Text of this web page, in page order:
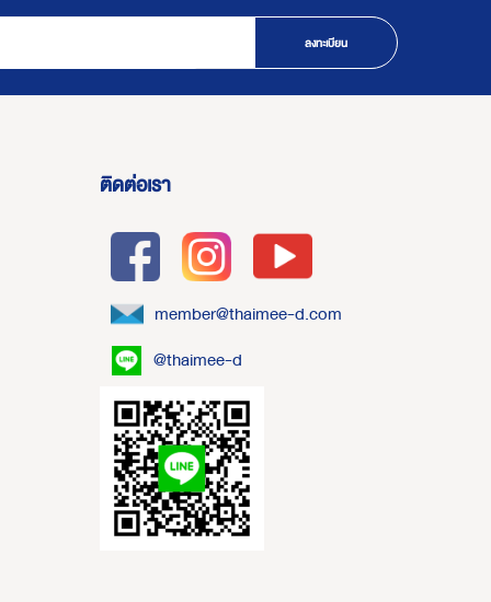
ลงทะเบียน
ติดต่อเรา
member@thaimee-d.com
@thaimee-d